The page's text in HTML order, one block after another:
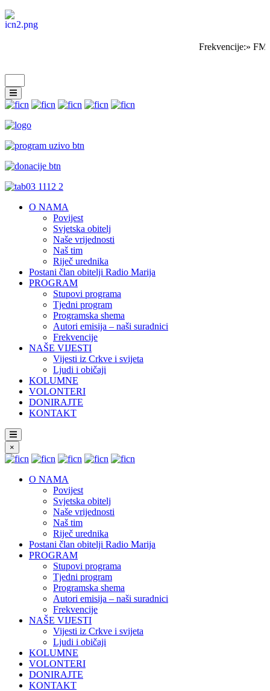
Frekvencije:»
O NAMA
Povijest
Svjetska obitelj
Naše vrijednosti
Naš tim
Riječ urednika
Postani član obitelji Radio Marija
PROGRAM
Stupovi programa
Tjedni program
Programska shema
Autori emisija – naši suradnici
Frekvencije
NAŠE VIJESTI
Vijesti iz Crkve i svijeta
Ljudi i običaji
KOLUMNE
VOLONTERI
DONIRAJTE
KONTAKT
×
O NAMA
Povijest
Svjetska obitelj
Naše vrijednosti
Naš tim
Riječ urednika
Postani član obitelji Radio Marija
PROGRAM
Stupovi programa
Tjedni program
Programska shema
Autori emisija – naši suradnici
Frekvencije
NAŠE VIJESTI
Vijesti iz Crkve i svijeta
Ljudi i običaji
KOLUMNE
VOLONTERI
DONIRAJTE
KONTAKT